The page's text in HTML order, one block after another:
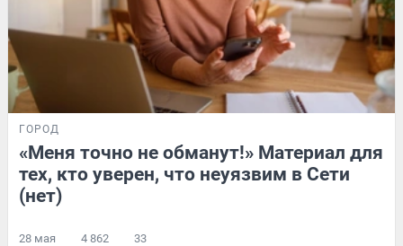
ГОРОД
«Меня точно не обманут!» Материал для
тех, кто уверен, что неуязвим в Сети
(нет)
28 мая 4 862 33